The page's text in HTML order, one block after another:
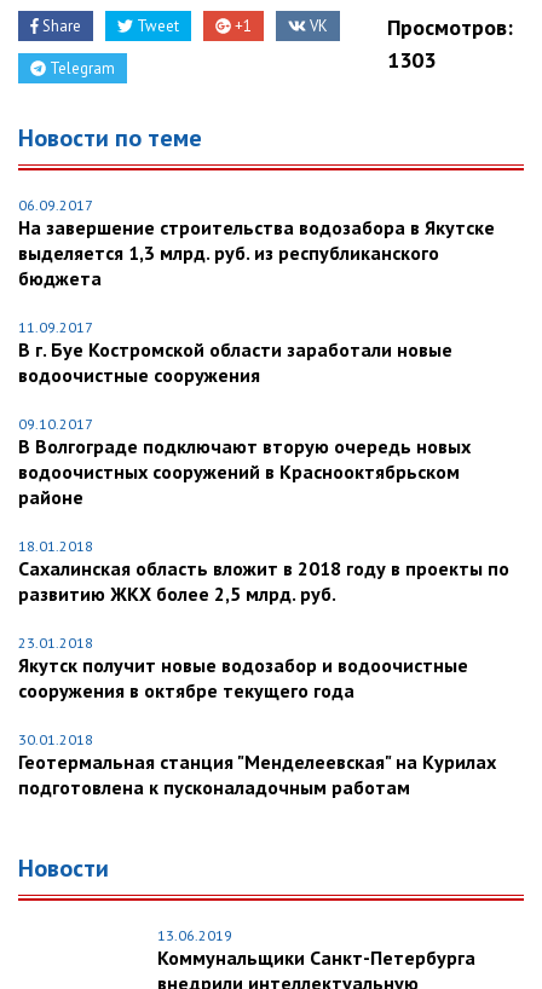
Share Tweet +1 VK
Telegram
Просмотров:
1303
Новости по теме
06.09.2017
На завершение строительства водозабора в Якутске
выделяется 1,3 млрд. руб. из республиканского
бюджета
11.09.2017
В г. Буе Костромской области заработали новые
водоочистные сооружения
09.10.2017
В Волгограде подключают вторую очередь новых
водоочистных сооружений в Краснооктябрьском
районе
18.01.2018
Сахалинская область вложит в 2018 году в проекты по
развитию ЖКХ более 2,5 млрд. руб.
23.01.2018
Якутск получит новые водозабор и водоочистные
сооружения в октябре текущего года
30.01.2018
Геотермальная станция "Менделеевская" на Курилах
подготовлена к пусконаладочным работам
Новости
13.06.2019
Коммунальщики Санкт-Петербурга
внедрили интеллектуальную